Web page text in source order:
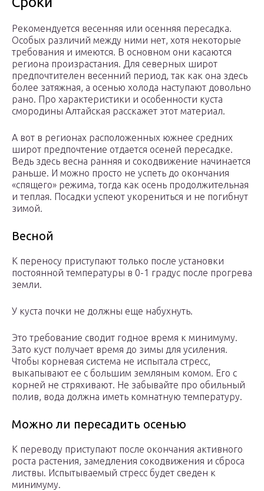
Рекомендуется весенняя или осенняя пересадка.
Особых различий между ними нет, хотя некоторые
требования и имеются. В основном они касаются
региона произрастания. Для северных широт
предпочтителен весенний период, так как она здесь
более затяжная, а осенью холода наступают довольно
рано. Про характеристики и особенности куста
смородины Алтайская расскажет этот материал.
А вот в регионах расположенных южнее средних
широт предпочтение отдается осеней пересадке.
Ведь здесь весна ранняя и сокодвижение начинается
раньше. И можно просто не успеть до окончания
«спящего» режима, тогда как осень продолжительная
и теплая. Посадки успеют укорениться и не погибнут
зимой.
Весной
К переносу приступают только после установки
постоянной температуры в 0-1 градус после прогрева
земли.
У куста почки не должны еще набухнуть.
Это требование сводит годное время к минимуму.
Зато куст получает время до зимы для усиления.
Чтобы корневая система не испытала стресс,
выкапывают ее с большим земляным комом. Его с
корней не стряхивают. Не забывайте про обильный
полив, вода должна иметь комнатную температуру.
Можно ли пересадить осенью
К переводу приступают после окончания активного
роста растения, замедления сокодвижения и сброса
листвы. Испытываемый стресс будет сведен к
минимуму.